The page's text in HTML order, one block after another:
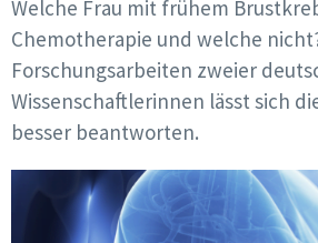
Welche Frau mit frühem
Chemotherapie und welche
Forschungsarbeiten zweier
Wissenschaftlerinnen lässt sich
besser beantworten.